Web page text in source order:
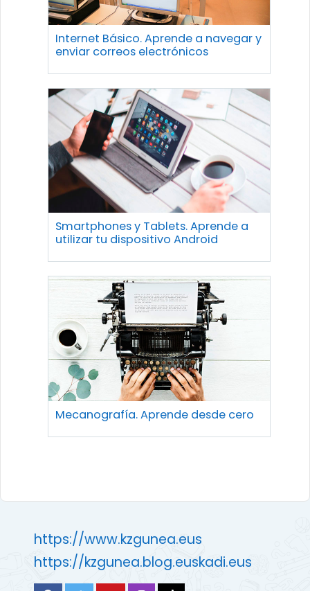
Internet Básico. Aprende a navegar y
enviar correos electrónicos
Smartphones y Tablets. Aprende a
utilizar tu dispositivo Android
Mecanografía. Aprende desde cero
https://www.kzgunea.eus
https://kzgunea.blog.euskadi.eus